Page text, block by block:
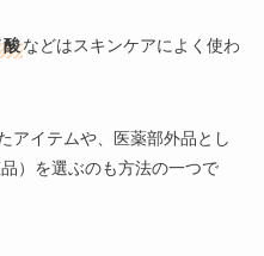
などはスキンケアによく使わ
アイテムや、 医薬部外品とし
）を選ぶのも方法の一つで